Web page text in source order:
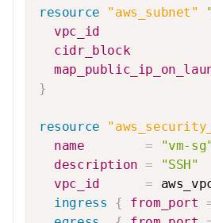
resource "aws_subnet"
vpc_id
cidr_block
}
resource
name
=
"vm-sg"
description =
"SSH"
vpc_id
=
ingress
{ from_port